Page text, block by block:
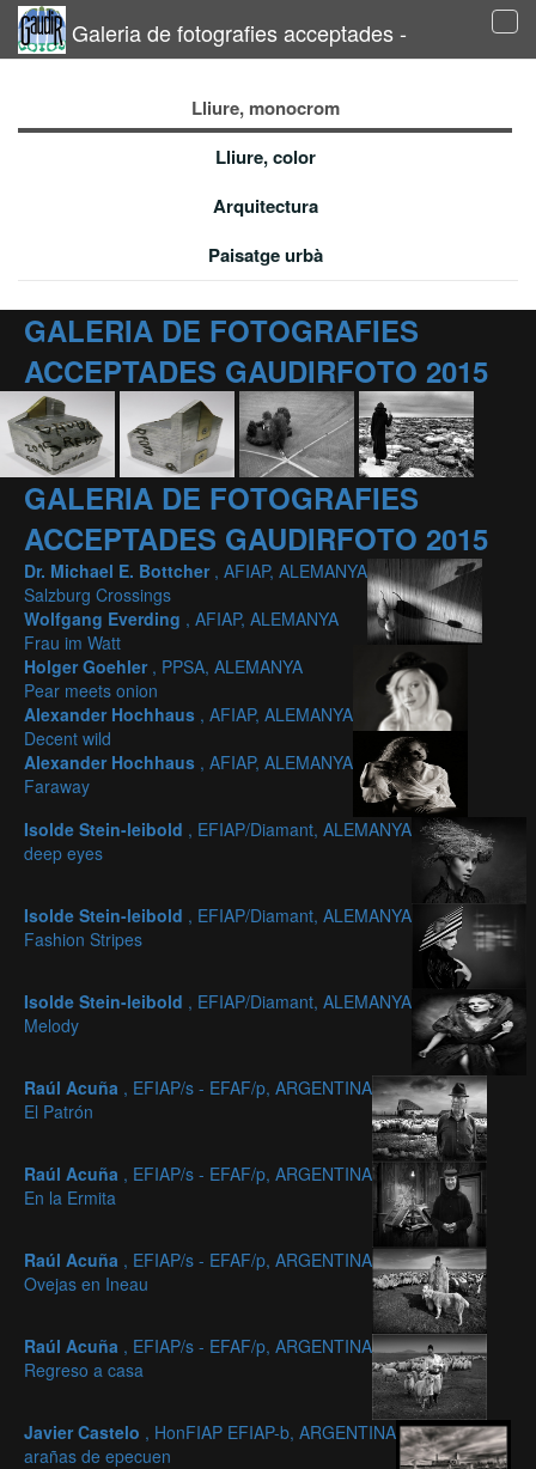
Galeria de fotografies acceptades -
Lliure, monocrom
Lliure, color
Arquitectura
Paisatge urbà
GALERIA DE FOTOGRAFIES
ACCEPTADES GAUDIRFOTO 2015
GALERIA DE FOTOGRAFIES
ACCEPTADES GAUDIRFOTO 2015
Dr. Michael E. Bottcher , AFIAP, ALEMANYA
Salzburg Crossings
Wolfgang Everding , AFIAP, ALEMANYA
Frau im Watt
Holger Goehler , PPSA, ALEMANYA
Pear meets onion
Alexander Hochhaus , AFIAP, ALEMANYA
Decent wild
Alexander Hochhaus , AFIAP, ALEMANYA
Faraway
Isolde Stein-leibold , EFIAP/Diamant, ALEMANYA
deep eyes
Isolde Stein-leibold , EFIAP/Diamant, ALEMANYA
Fashion Stripes
Isolde Stein-leibold , EFIAP/Diamant, ALEMANYA
Melody
Raúl Acuña , EFIAP/s - EFAF/p, ARGENTINA
El Patrón
Raúl Acuña , EFIAP/s - EFAF/p, ARGENTINA
En la Ermita
Raúl Acuña , EFIAP/s - EFAF/p, ARGENTINA
Ovejas en Ineau
Raúl Acuña , EFIAP/s - EFAF/p, ARGENTINA
Regreso a casa
Javier Castelo , HonFIAP EFIAP-b, ARGENTINA
arañas de epecuen